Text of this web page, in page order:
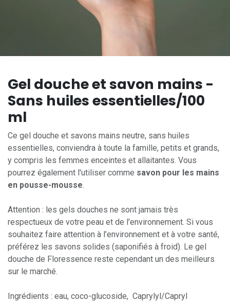
Gel douche et savon mains -
Sans huiles essentielles/100
ml
Ce gel douche et savons mains neutre, sans huiles
essentielles, conviendra à toute la famille, petits et grands,
y compris les femmes enceintes et allaitantes. Vous
pourrez également l'utiliser comme savon pour les mains
en pousse-mousse.
Attention : les gels douches ne sont jamais très
respectueux de votre peau et de l'environnement. Si vous
souhaitez faire attention à l’environnement et à votre santé,
préférez les savons solides (saponifiés à froid). Le gel
douche de Floressence reste cependant un des meilleurs
sur le marché.
Ingrédients : eau, coco-glucoside, Caprylyl/Capryl